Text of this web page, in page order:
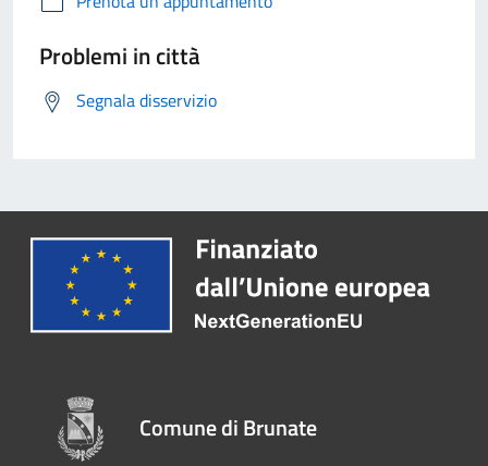
Problemi in città
Segnala disservizio
Comune di Brunate